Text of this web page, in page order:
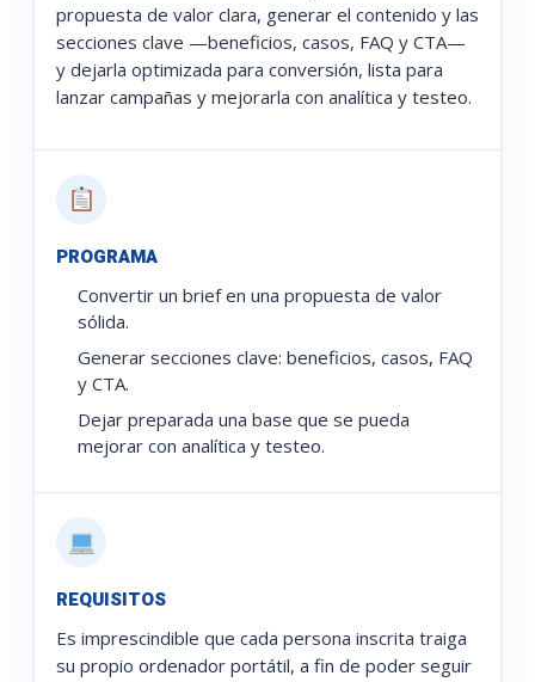
propuesta de valor clara, generar el contenido y las
secciones clave —beneficios, casos, FAQ y CTA—
y dejarla optimizada para conversión, lista para
lanzar campañas y mejorarla con analítica y testeo.
PROGRAMA
Convertir un brief en una propuesta de valor
sólida.
Generar secciones clave: beneficios, casos, FAQ
y CTA.
Dejar preparada una base que se pueda
mejorar con analítica y testeo.
REQUISITOS
Es imprescindible que cada persona inscrita traiga
su propio ordenador portátil, a fin de poder seguir